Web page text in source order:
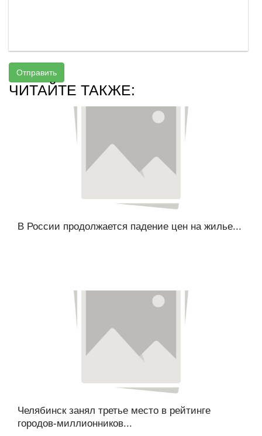
Отправить
ЧИТАЙТЕ ТАКЖЕ:
В России продолжается падение цен на жилье...
Челябинск занял третье место в рейтинге
городов-миллионников...